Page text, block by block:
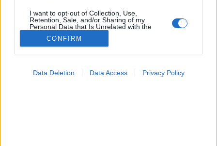
I want to opt-out of Collection, Use,
Retention, Sale, and/or Sharing of my
Personal Data that Is Unrelated with the
Purposes for which it was collected.
Opted Out
CONFIRM
Data Deletion Data Access Privacy Policy
2024. június 26. 11:04
Küldés Küldés Messengeren